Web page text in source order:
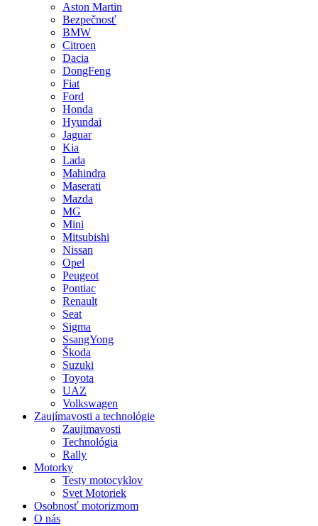
Aston Martin
Bezpečnosť
BMW
Citroen
Dacia
DongFeng
Fiat
Ford
Honda
Hyundai
Jaguar
Kia
Lada
Mahindra
Maserati
Mazda
MG
Mini
Mitsubishi
Nissan
Opel
Peugeot
Pontiac
Renault
Seat
Sigma
SsangYong
Škoda
Suzuki
Toyota
UAZ
Volkswagen
Zaujímavosti a technológie
Zaujimavosti
Technológia
Rally
Motorky
Testy motocyklov
Svet Motoriek
Osobnosť motorizmom
O nás